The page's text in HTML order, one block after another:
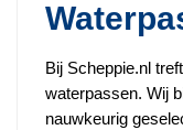
Bij Scheppie.nl
waterpassen. Wij
nauwkeurig